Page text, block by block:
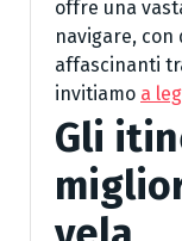
offre una
navigare,
affascinanti
invitiamo a
Gli